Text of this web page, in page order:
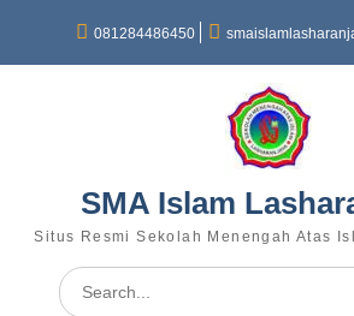
081284486450
SMA Islam
Situs Resmi Sekolah Menengah Atas